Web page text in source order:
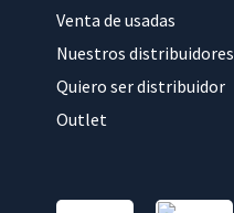
Venta de usadas
Nuestros distribuidores
Quiero ser distribuidor
Outlet